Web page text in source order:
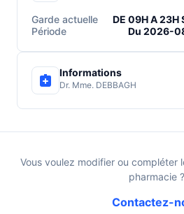
Garde actuelle
DE 09H A 23H
Période
Du 2026-
Informations
Dr. Mme. DEBBAGH
Vous voulez modifier ou compléter
pharmacie ?
Contactez-